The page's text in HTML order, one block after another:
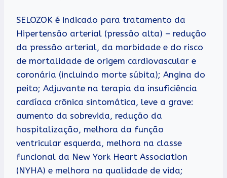
SELOZOK é indicado para tratamento da
Hipertensão arterial (pressão alta) – redução
da pressão arterial, da morbidade e do risco
de mortalidade de origem cardiovascular e
coronária (incluindo morte súbita); Angina do
peito; Adjuvante na terapia da insuficiência
cardíaca crônica sintomática, leve a grave:
aumento da sobrevida, redução da
hospitalização, melhora da função
ventricular esquerda, melhora na classe
funcional da New York Heart Association
(NYHA) e melhora na qualidade de vida;